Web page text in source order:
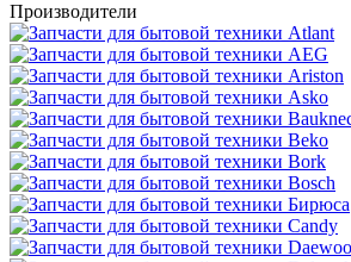
Производители